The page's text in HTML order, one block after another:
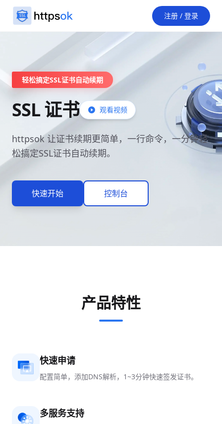
注册 / 登录
轻松搞定SSL证书自动续期
SSL 证书 观看视频
httpsok 让证书续期更简单，一行命令，一分钟轻
松搞定SSL证书自动续期。
快速开始 控制台
产品特性
快速申请
配置简单，添加DNS解析，1~3分钟快速签发证书。
多服务支持